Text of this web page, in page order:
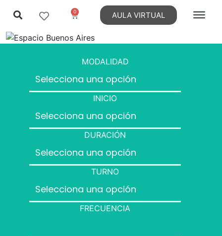
0 AULA VIRTUAL
MODALIDAD
INICIO
DURACIÓN
TURNO
FRECUENCIA